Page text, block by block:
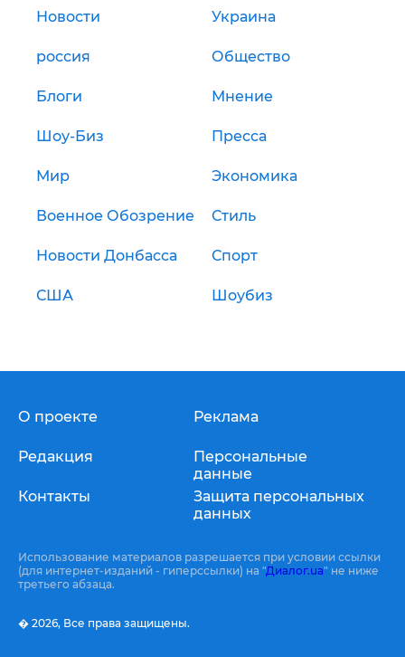
Новости Украина
россия Общество
Блоги Мнение
Шоу-Биз Пресса
Мир Экономика
Военное Обозрение Стиль
Новости Донбасса Спорт
США Шоубиз
О проекте
Редакция
Контакты
Реклама
Персональные
данные
Защита персональных
данных
Использование материалов разрешается при условии ссылки
(для интернет-изданий - гиперссылки) на "Диалог.ua" не ниже
третьего абзаца.
� 2026, Все права защищены.